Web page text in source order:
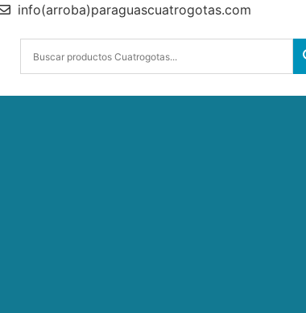
info(arroba)paraguascuatrogotas.com